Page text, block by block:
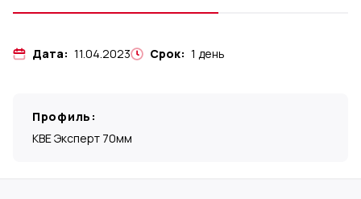
Дата: 11.04.2023 Срок: 1 день
Профиль:
KBE Эксперт 70мм